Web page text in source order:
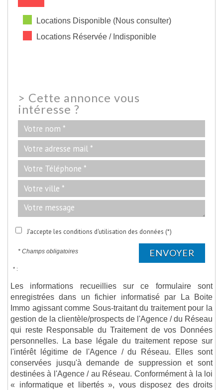
Locations Disponible (Nous consulter)
Locations Réservée / Indisponible
> Cette annonce vous
intéresse ?
J'accepte les conditions d'utilisation des données (*)
* Champs obligatoires ENVOYER
* :
Les informations recueillies sur ce formulaire sont
enregistrées dans un fichier informatisé par La Boite
Immo agissant comme Sous-traitant du traitement pour la
gestion de la clientèle/prospects de l'Agence / du Réseau
qui reste Responsable du Traitement de vos Données
personnelles. La base légale du traitement repose sur
l'intérêt légitime de l'Agence / du Réseau. Elles sont
conservées jusqu'à demande de suppression et sont
destinées à l'Agence / au Réseau. Conformément à la loi
« informatique et libertés », vous disposez des droits